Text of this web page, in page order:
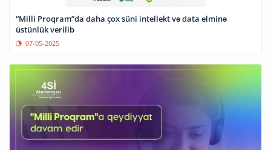
“Milli Proqram”da daha çox süni intellekt və data elminə
üstünlük verilib
07-05-2025